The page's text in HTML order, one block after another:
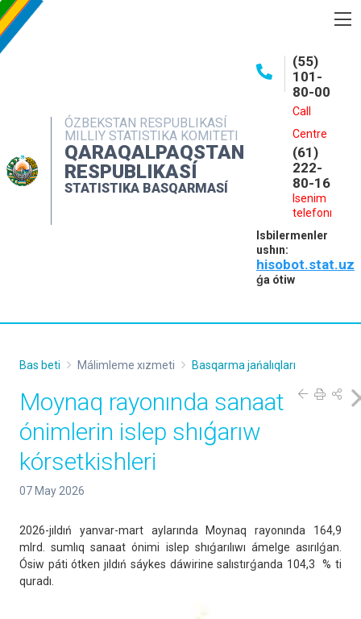
ÓZBEKSTAN RESPUBLIKASÍ
MILLIY STATISTIKA KOMITETI
QARAQALPAQSTAN
RESPUBLIKASÍ
STATISTIKA BASQARMASÍ
(55)
101-
80-00
Call
Centre
(61)
222-
80-16
Isenim
telefonı
Isbilermenler
ushın:
hisobot.stat.uz
ǵa ótiw
INTERAKTIV XIZMETLER
MÁLIMLEME XIZMETI
MÚRÁJAATLAR
Bas beti Málimleme xızmeti Basqarma jańalıqları
Moynaq rayonında sanaat
ónimlerin islep shıǵarıw
kórsetkishleri
07 May 2026
2026-jıldıń yanvar-mart aylarında Moynaq rayonında 164,9
mlrd. sumlıq sanaat ónimi islep shıǵarılıwı ámelge asırılǵan.
Ósiw páti ótken jıldıń sáykes dáwirine salıstırǵanda 104,3 % ti
quradı.